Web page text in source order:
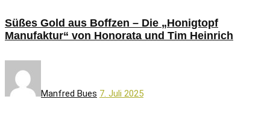
Süßes Gold aus Boffzen – Die „Honigtopf
Manufaktur“ von Honorata und Tim Heinrich
Manfred Bues 7. Juli 2025